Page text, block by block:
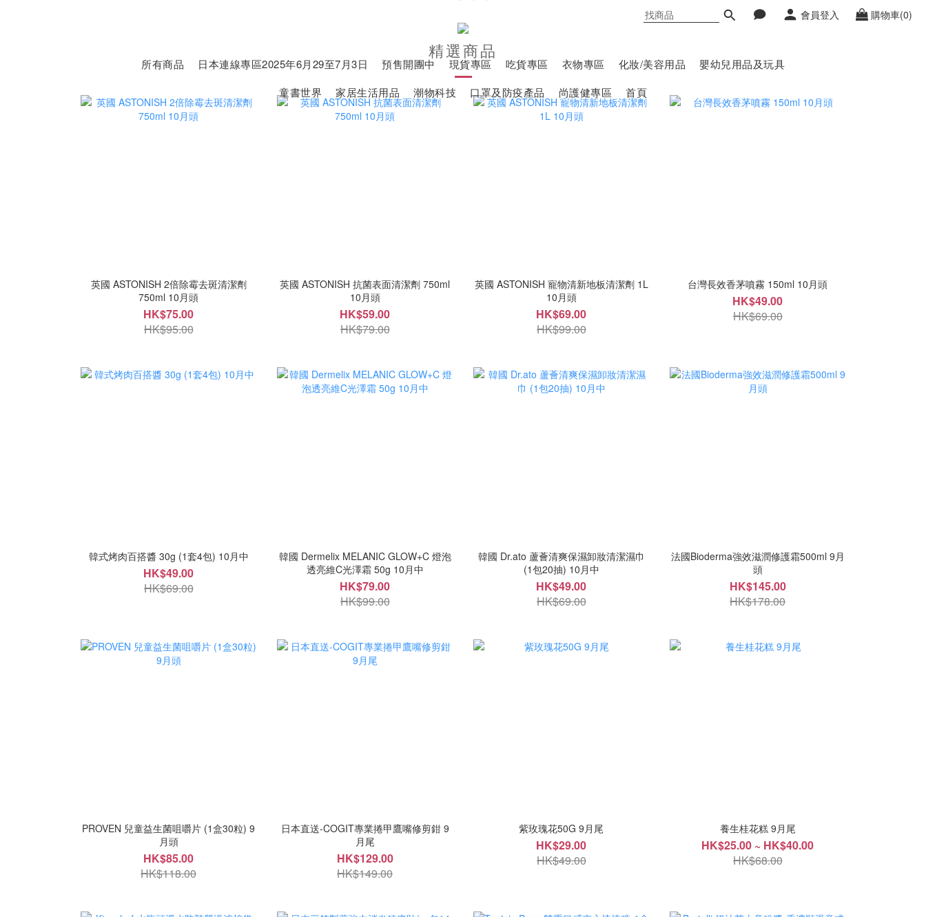
會員登入 購物車(0)
所有商品 日本連線專區2025年6月29至7月3日 預售開團中 現貨專區 吃貨專區 衣物專區 化妝/美容用品
嬰幼兒用品及玩具
童書世界
家居生活用品 潮物科技 口罩及防疫產品 尚護健專區 首頁
精選商品
英國 ASTONISH 2倍除霉去斑清潔劑
750ml 10月頭
HK$75.00
HK$95.00
英國 ASTONISH 抗菌表面清潔劑 750ml
10月頭
HK$59.00
HK$79.00
英國 ASTONISH 寵物清新地板清潔劑 1L
10月頭
HK$69.00
HK$99.00
台灣長效香茅噴霧 150ml 10月頭
HK$49.00
HK$69.00
韓式烤肉百搭醬 30g (1套4包) 10月中
HK$49.00
HK$69.00
韓國 Dermelix MELANIC GLOW+C 燈泡
透亮維C光澤霜 50g 10月中
HK$79.00
HK$99.00
韓國 Dr.ato 蘆薈清爽保濕卸妝清潔濕巾
(1包20抽) 10月中
HK$49.00
HK$69.00
法國Bioderma強效滋潤修護霜500ml 9月
頭
HK$145.00
HK$178.00
PROVEN 兒童益生菌咀嚼片 (1盒30粒) 9
月頭
HK$85.00
HK$118.00
日本直送-COGIT專業捲甲鷹嘴修剪鉗 9
月尾
HK$129.00
HK$149.00
紫玫瑰花50G 9月尾
HK$29.00
HK$49.00
養生桂花糕 9月尾
HK$25.00 ~ HK$40.00
HK$68.00